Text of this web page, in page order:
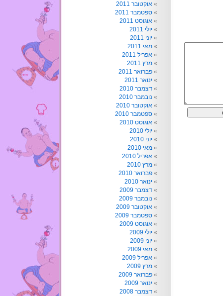
אוקטובר 2011
ספטמבר 2011
אוגוסט 2011
יולי 2011
יוני 2011
מאי 2011
אפריל 2011
מרץ 2011
פברואר 2011
ינואר 2011
דצמבר 2010
נובמבר 2010
אוקטובר 2010
ספטמבר 2010
אוגוסט 2010
יולי 2010
יוני 2010
מאי 2010
אפריל 2010
מרץ 2010
פברואר 2010
ינואר 2010
דצמבר 2009
נובמבר 2009
אוקטובר 2009
ספטמבר 2009
אוגוסט 2009
יולי 2009
יוני 2009
מאי 2009
אפריל 2009
מרץ 2009
פברואר 2009
ינואר 2009
דצמבר 2008